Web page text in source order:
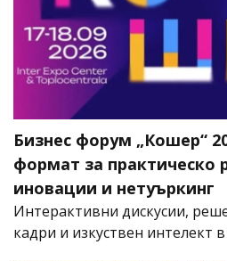
Бизнес форум „Кошер“
формат за практическо
иновации и нетуъркинг
Интерактивни дискусии,
кадри и изкуствен интелект